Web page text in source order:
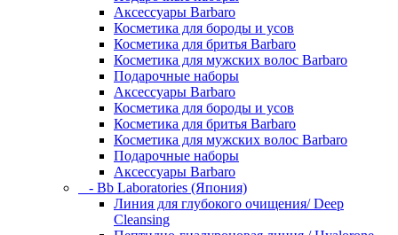
Аксессуары Barbaro
Косметика для бороды и усов
Косметика для бритья Barbaro
Косметика для мужских волос Barbaro
Подарочные наборы
Аксессуары Barbaro
Косметика для бороды и усов
Косметика для бритья Barbaro
Косметика для мужских волос Barbaro
Подарочные наборы
Аксессуары Barbaro
- Bb Laboratories (Япония)
Линия для глубокого очищения/ Deep
Cleansing